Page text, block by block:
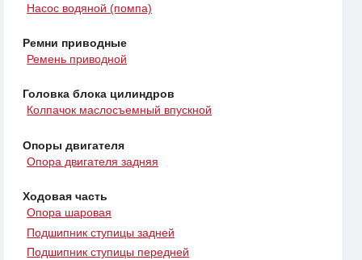
Насос водяной (помпа)
Ремни приводные
Ремень приводной
Головка блока цилиндров
Колпачок маслосъемный впускной
Опоры двигателя
Опора двигателя задняя
Ходовая часть
Опора шаровая
Подшипник ступицы задней
Подшипник ступицы передней